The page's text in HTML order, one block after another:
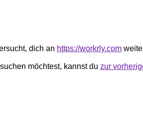
dich an https://workrly.com
möchtest, kannst du zur